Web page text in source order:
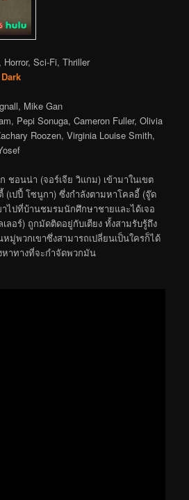
Horror, Sci-Fi, Thriller
Mike Gan
Pepi Sonuga, Cameron Fuller, Olivia
Roozen, Virginia Louise Smith,
ชอนน่า (จอร์เจีย วิแกม) เข้ามาในเขต
(เปปี้ โซนูกา) ซึ่งกำลังตามหาโคลอี้ (จู๊ด
าไปที่บ้านชมรมนักศึกษาชายและได้เจอ
ลอร์) ถูกมัดติดอยู่กับเตียง ทั้งสามรับรู้ถึง
หมู่พวกเขาซึ่งสามารถเปลี่ยนเป็นใครก็ได้
หาทางที่จะกำจัดพวกมัน